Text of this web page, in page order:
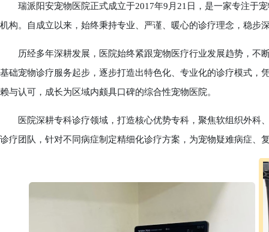
瑞派阳安宠物医院正式成立于2017年9月21日，是一家专注于
机构。自成立以来，始终秉持专业、严谨、暖心的诊疗理念，稳步
历经多年深耕发展，医院始终紧跟宠物医疗行业发展趋势，不
基础宠物诊疗服务起步，逐步打造出特色化、专业化的诊疗模式，
赖与认可，成长为区域内颇具口碑的综合性宠物医院。
医院深耕专科诊疗领域，打造核心优势专科，聚焦软组织外科
诊疗团队，针对不同病症制定精细化诊疗方案，为宠物疑难病症、